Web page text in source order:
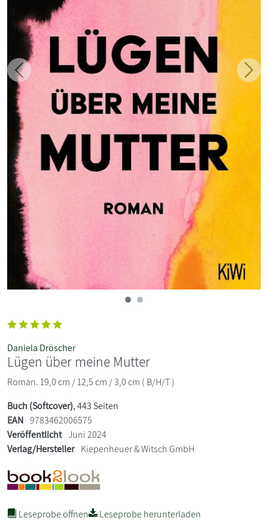
Zurück
Daniela Dröscher
Lügen über meine Mutter
Roman. 19,0 cm / 12,5 cm / 3,0 cm ( B/H/T )
Buch (Softcover), 443 Seiten
EAN 9783462006575
Veröffentlicht Juni 2024
Verlag/Hersteller Kiepenheuer & Witsch GmbH
Leseprobe öffnen
Leseprobe herunterladen